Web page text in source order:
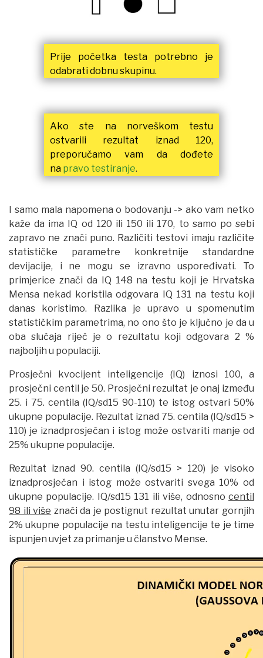
Prije početka testa potrebno je
odabrati dobnu skupinu.
Ako ste na norveškom testu
ostvarili rezultat iznad 120,
preporučamo vam da dođete
na pravo testiranje.
I samo mala napomena o bodovanju -> ako vam netko
kaže da ima IQ od 120 ili 150 ili 170, to samo po sebi
zapravo ne znači puno. Različiti testovi imaju različite
statističke parametre konkretnije standardne
devijacije, i ne mogu se izravno uspoređivati. To
primjerice znači da IQ 148 na testu koji je Hrvatska
Mensa nekad koristila odgovara IQ 131 na testu koji
danas koristimo. Razlika je upravo u spomenutim
statističkim parametrima, no ono što je ključno je da u
oba slučaja riječ je o rezultatu koji odgovara 2 %
najboljih u populaciji.
Prosječni kvocijent inteligencije (IQ) iznosi 100, a
prosječni centil je 50. Prosječni rezultat je onaj između
25. i 75. centila (IQ/sd15 90-110) te istog ostvari 50%
ukupne populacije. Rezultat iznad 75. centila (IQ/sd15 >
110) je iznadprosječan i istog može ostvariti manje od
25% ukupne populacije.
Rezultat iznad 90. centila (IQ/sd15 > 120) je visoko
iznadprosječan i istog može ostvariti svega 10% od
ukupne populacije. IQ/sd15 131 ili više, odnosno centil
98 ili više znači da je postignut rezultat unutar gornjih
2% ukupne populacije na testu inteligencije te je time
ispunjen uvjet za primanje u članstvo Mense.